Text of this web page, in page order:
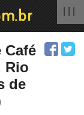
Café
Rio
de